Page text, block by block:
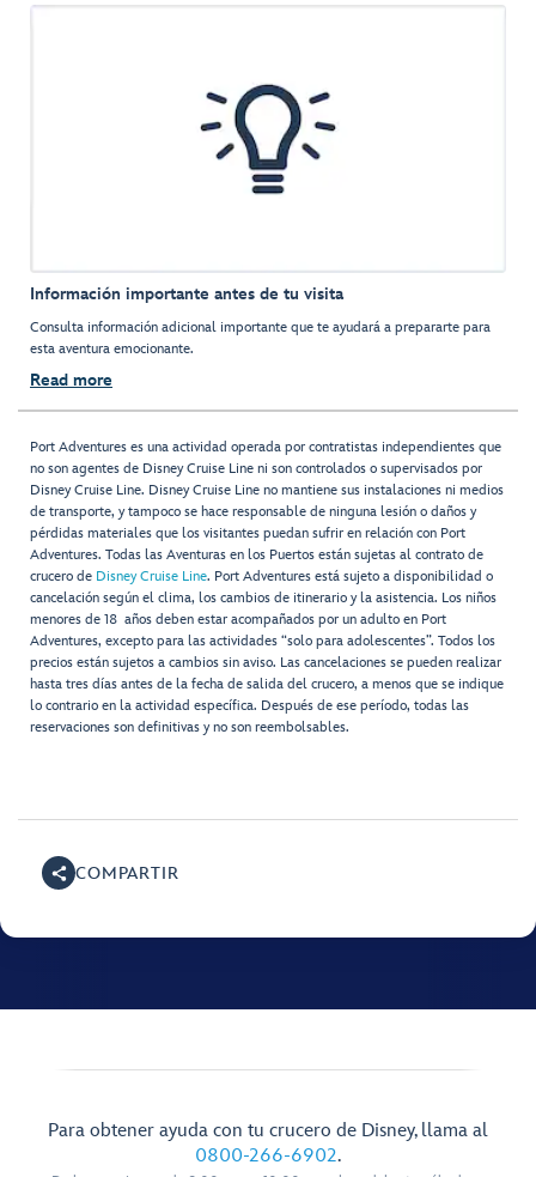
Información importante antes de tu visita
Consulta información adicional importante que te ayudará a prepararte para
esta aventura emocionante.
Read more
Port Adventures es una actividad operada por contratistas independientes que
no son agentes de Disney Cruise Line ni son controlados o supervisados por
Disney Cruise Line. Disney Cruise Line no mantiene sus instalaciones ni medios
de transporte, y tampoco se hace responsable de ninguna lesión o daños y
pérdidas materiales que los visitantes puedan sufrir en relación con Port
Adventures. Todas las Aventuras en los Puertos están sujetas al contrato de
crucero de Disney Cruise Line. Port Adventures está sujeto a disponibilidad o
cancelación según el clima, los cambios de itinerario y la asistencia. Los niños
menores de 18 años deben estar acompañados por un adulto en Port
Adventures, excepto para las actividades “solo para adolescentes”. Todos los
precios están sujetos a cambios sin aviso. Las cancelaciones se pueden realizar
hasta tres días antes de la fecha de salida del crucero, a menos que se indique
lo contrario en la actividad específica. Después de ese período, todas las
reservaciones son definitivas y no son reembolsables.
COMPARTIR
Para obtener ayuda con tu crucero de Disney, llama al
0800-266-6902.